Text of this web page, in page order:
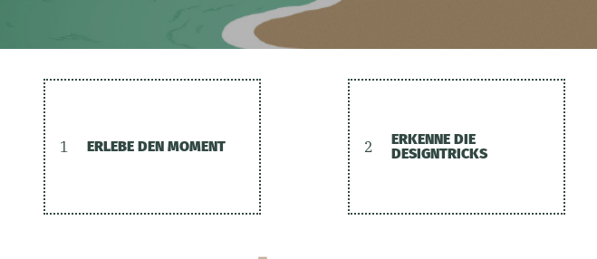
1 ERLEBE DEN MOMENT 2
ERKENNE DIE
DESIGNTRICKS